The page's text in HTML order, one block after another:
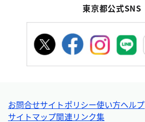
東京都公式SNS
お問合せサイトポリシー使い方ヘルプ
サイトマップ関連リンク集